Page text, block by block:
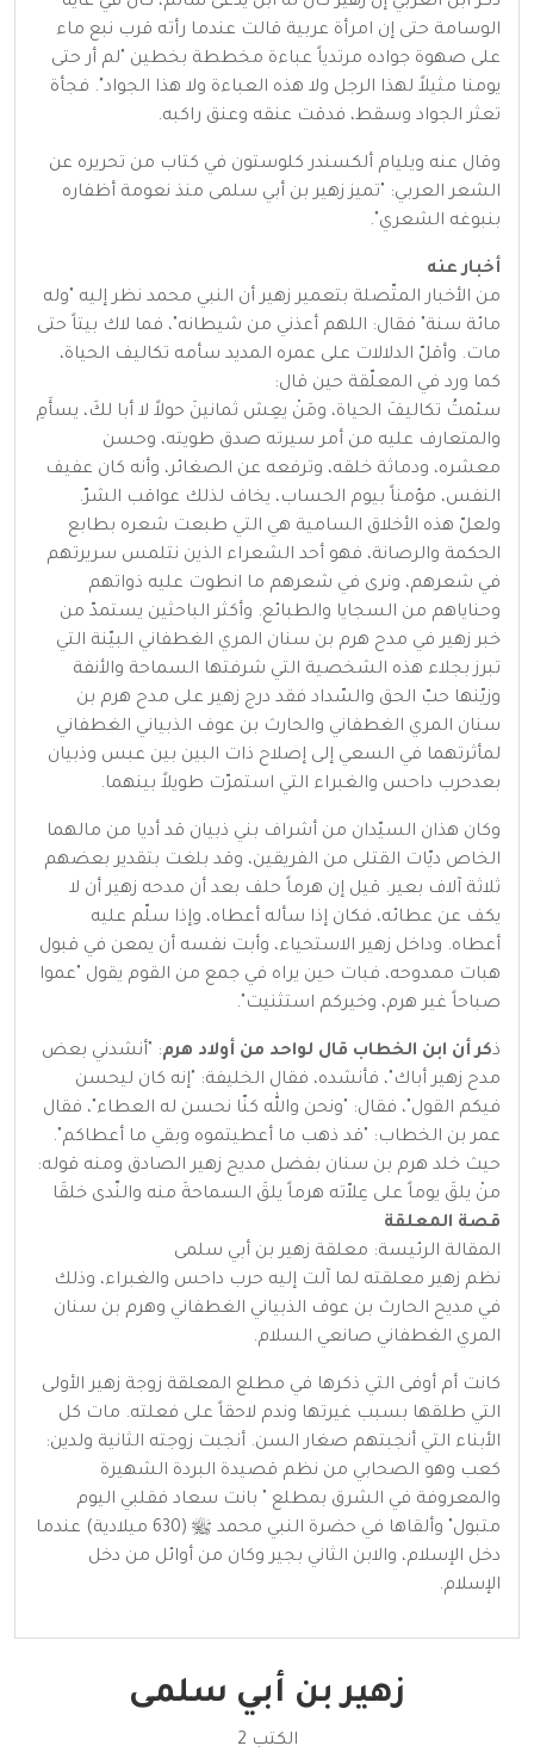
الوسامة حتى إن امرأة عربية قالت عندما رأته قرب نبع ماء
على صهوة جواده مرتدياً عباءة مخططة بخطين "لم أر حتى
يومنا مثيلاً لهذا الرجل ولا هذه العباءة ولا هذا الجواد". فجأة
تعثر الجواد وسقط، فدقت عنقه وعنق راكبه.
وقال عنه ويليام ألكسندر كلوستون في كتاب من تحريره عن
الشعر العربي: "تميز زهير بن أبي سلمى منذ نعومة أظفاره
بنبوغه الشعري".
أخبار عنه
من الأخبار المتّصلة بتعمير زهير أن النبي محمد نظر إليه "وله
مائة سنة" فقال: اللهم أعذني من شيطانه"، فما لاك بيتاً حتى
مات. وأقلّ الدلالات على عمره المديد سأمه تكاليف الحياة،
كما ورد في المعلّقة حين قال:
سئمتُ تكاليفَ الحياة، ومَنْ يعِش ثمانينَ حولاً لا أبا لكَ، يسأَمِ
والمتعارف عليه من أمر سيرته صدق طويته، وحسن
معشره، ودماثة خلقه، وترفعه عن الصغائر، وأنه كان عفيف
النفس، مؤمناً بيوم الحساب، يخاف لذلك عواقب الشرّ.
ولعلّ هذه الأخلاق السامية هي التي طبعت شعره بطابع
الحكمة والرصانة، فهو أحد الشعراء الذين نتلمس سريرتهم
في شعرهم، ونرى في شعرهم ما انطوت عليه ذواتهم
وحناياهم من السجايا والطبائع. وأكثر الباحثين يستمدّ من
خبر زهير في مدح هرم بن سنان المري الغطفاني البيّنة التي
تبرز بجلاء هذه الشخصية التي شرفتها السماحة والأنفة
وزيّنها حبّ الحق والسّداد فقد درج زهير على مدح هرم بن
سنان المري الغطفاني والحارث بن عوف الذبياني الغطفاني
لمأثرتهما في السعي إلى إصلاح ذات البين بين عبس وذبيان
بعدحرب داحس والغبراء التي استمرّت طويلاً بينهما.
وكان هذان السيّدان من أشراف بني ذبيان قد أديا من مالهما
الخاص ديّات القتلى من الفريقين، وقد بلغت بتقدير بعضهم
ثلاثة آلاف بعير. قيل إن هرماً حلف بعد أن مدحه زهير أن لا
يكف عن عطائه، فكان إذا سأله أعطاه، وإذا سلّم عليه
أعطاه. وداخل زهير الاستحياء، وأبت نفسه أن يمعن في قبول
هبات ممدوحه، فبات حين يراه في جمع من القوم يقول "عموا
صباحاً غير هرم، وخيركم استثنيت".
ذكر أن ابن الخطاب قال لواحد من أولاد هرم: "أنشدني بعض
مدح زهير أباك"، فأنشده، فقال الخليفة: "إنه كان ليحسن
فيكم القول"، فقال: "ونحن والله كنّا نحسن له العطاء"، فقال
عمر بن الخطاب: "قد ذهب ما أعطيتموه وبقي ما أعطاكم".
حيث خلد هرم بن سنان بفضل مديح زهير الصادق ومنه قوله:
منْ يلقَ يوماً على عِلاّته هرماً يلقَ السماحةَ منه والنّدى خلقَا
قصة المعلقة
المقالة الرئيسة: معلقة زهير بن أبي سلمى
نظم زهير معلقته لما آلت إليه حرب داحس والغبراء، وذلك
في مديح الحارث بن عوف الذبياني الغطفاني وهرم بن سنان
المري الغطفاني صانعي السلام.
كانت أم أوفى التي ذكرها في مطلع المعلقة زوجة زهير الأولى
التي طلقها بسبب غيرتها وندم لاحقاً على فعلته. مات كل
الأبناء التي أنجبتهم صغار السن. أنجبت زوجته الثانية ولدين:
كعب وهو الصحابي من نظم قصيدة البردة الشهيرة
والمعروفة في الشرق بمطلع " بانت سعاد فقلبي اليوم
متبول" وألقاها في حضرة النبي محمد ﷺ (630 ميلادية) عندما
دخل الإسلام، والابن الثاني بجير وكان من أوائل من دخل
الإسلام.
زهير بن أبي سلمى
الكتب 2